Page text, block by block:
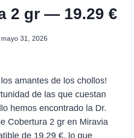
2 gr — 19.29 €
mayo 31, 2026
amantes de los chollos!
de las que cuestan
hemos encontrado la Dr.
Cobertura 2 gr en Miravia
de 19.29 €, lo que